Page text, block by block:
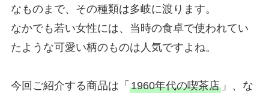
なものまで、その種類は多岐に渡ります。
なかでも若い女性には、当時の食卓で使われてい
たような可愛い柄のものは人気ですよね。
今回ご紹介する商品は「 1960年代の喫茶店」、な